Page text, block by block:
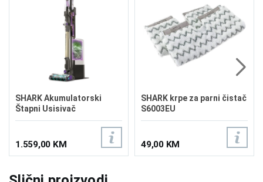
SHARK Akumulatorski
Štapni Usisivač
PowerDetect Clean &
1.559,00 KM
SHARK krpe za parni čistač
S6003EU
49,00 KM